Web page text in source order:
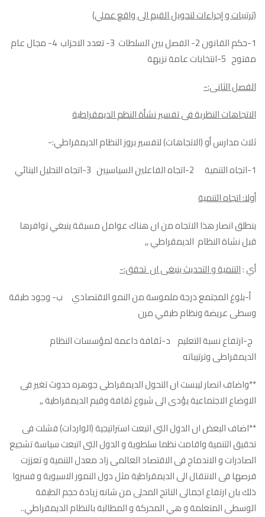
(ترتيبات و إجراءات لتحويل القيم الى واقع عملي)
1-حكم القانون 2- الفصل بين السلطات 3- تعدد الاحزاب 4- مجال عام
مفتوح 5-انتخابات عامة نزيهة
الفصل الثانى:-
الاتجاهات النظرية فى تفسير نشأة النظم الديمقراطية
ثلاث مدارس أو (الاتجاهات) لتفسير بروز النظام الديمقراطي:-
1-اتجاه التنمية 2-اتجاه الفاعلين السياسيين 3-اتجاه التحليل البنائي
أولا: اتجاه التنمية
ينطلق انصار هذا الاتجاه من ان هناك عوامل مسبقة ينبغي توافرها
قبل نشاة النظام الديمقراطي ,,
أي :التنمية و التحديث ينبغى ان تحقق:-
أ-بلوغ المجتمع درجة ملموسة من النمو الاقتصادي ب- وجود طبقة
وسطى عريضة ونظام طبقي مرن
ج-ارتفاع نسبة التعليم د-ثقافة داعمة لمؤسسات النظام
الديمقراطى وترتيباته
**واضاف انصار ليبست ان التحول الديمقراطى جوهره حدوث تغير فى
الاوضاع الاجتماعية يؤدى الى شيوع ثقافة وقيم الديمقراطية ,,
**اضاف البعض ان الدول التى اتبعت استراتيجية (الواردات) فشلت فى
تحقيق التنمية واقامت نظما سلطوية و الدول التى اتبعت سياسة تشجيع
الصادرات و الاندماج فى الاقتصاد العالمى زاد معدل التنمية و تعززت
فرصها فى الانتقال الى الديمقراطية مثل دول النمور الاسيوية و فسروا
ذلك بان ارتفاع اجمالى الناتج المحلى من شانه زيادة حجم الطبقة
الوسطى المتعلمة و هي المحركة و المطالبة بالنظام الديمقراطي..